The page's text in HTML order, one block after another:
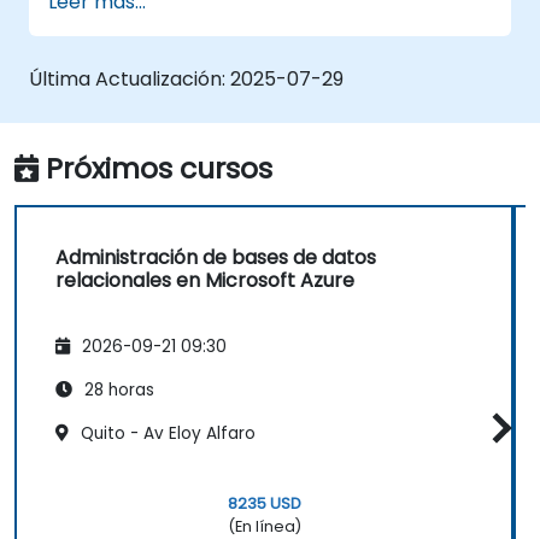
Última Actualización: 2025-07-29
Próximos cursos
Administración de bases de datos
relacionales en Microsoft Azure
2026-09-21 09:30
28 horas
Quito - Av Eloy Alfaro
8235 USD
(En línea)